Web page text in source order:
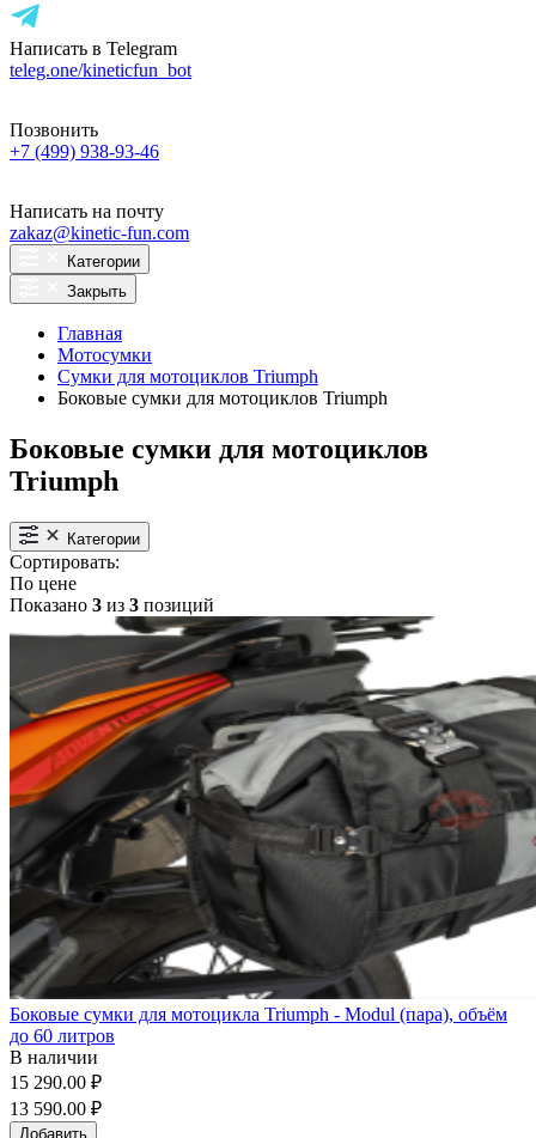
Написать в Telegram
teleg.one/kineticfun_bot
Позвонить
+7 (499) 938-93-46
Написать на почту
zakaz@kinetic-fun.com
Категории
Закрыть
Главная
Мотосумки
Сумки для мотоциклов Triumph
Боковые сумки для мотоциклов Triumph
Боковые сумки для мотоциклов
Triumph
Категории
Сортировать:
По цене
Показано 3 из 3 позиций
Боковые сумки для мотоцикла Triumph - Modul (пара), объём
до 60 литров
В наличии
15 290.00 ₽
13 590.00 ₽
Добавить